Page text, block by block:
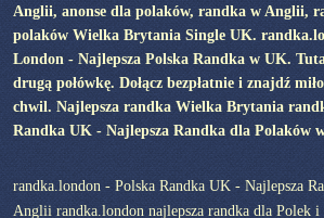
Anglii, anonse dla polaków, randka w Anglii,
polaków Wielka Brytania Single UK.
London - Najlepsza Polska Randka w UK.
drugą połówkę. Dołącz bezpłatnie i znajdź
chwil. Najlepsza randka Wielka Brytania
Randka UK - Najlepsza Randka dla Polaków
randka.london - Polska Randka UK - Najlepsza
Anglii randka.london najlepsza randka dla Polek